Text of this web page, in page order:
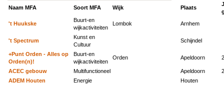
Naam MFA Soort MFA Wijk Plaats
't Huukske
Buurt-en
wijkactiviteiten
Lombok Arnhem
't Spectrum
Kunst en
Cultuur
Schijndel
+Punt Orden - Alles op
Orden(n)!
Buurt-en
wijkactiviteiten
Orden Apeldoorn
ACEC gebouw Multifunctioneel Apeldoorn
ADEM Houten
Energie
Houten